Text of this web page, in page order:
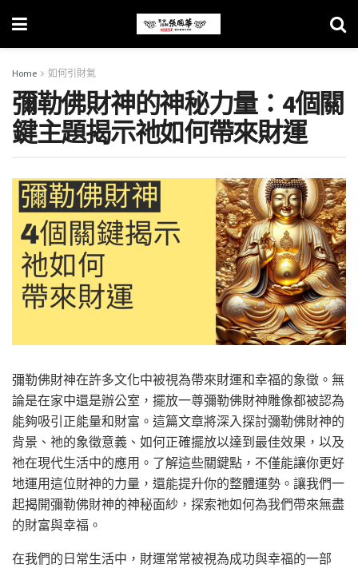
Home 如何引財氣
彌勒佛財神的神秘力量：4個關
鍵主題揭示祂如何帶來財運
彌勒佛財神在許多文化中被視為帶來財運和幸福的象徵。無
論是在家中還是辦公室，擺放一尊彌勒佛財神雕像都被認為
能夠吸引正能量和財富。這篇文章將深入探討彌勒佛財神的
背景、祂的象徵意義、如何正確擺放以達到最佳效果，以及
祂在現代生活中的應用。了解這些關鍵點，不僅能讓你更好
地運用這位財神的力量，還能提升你的整體運勢。讓我們一
起揭開彌勒佛財神的神秘面紗，探索祂如何為我們帶來無盡
的財富與幸福。
在我們的日常生活中，財運常常被視為成功與幸福的一部